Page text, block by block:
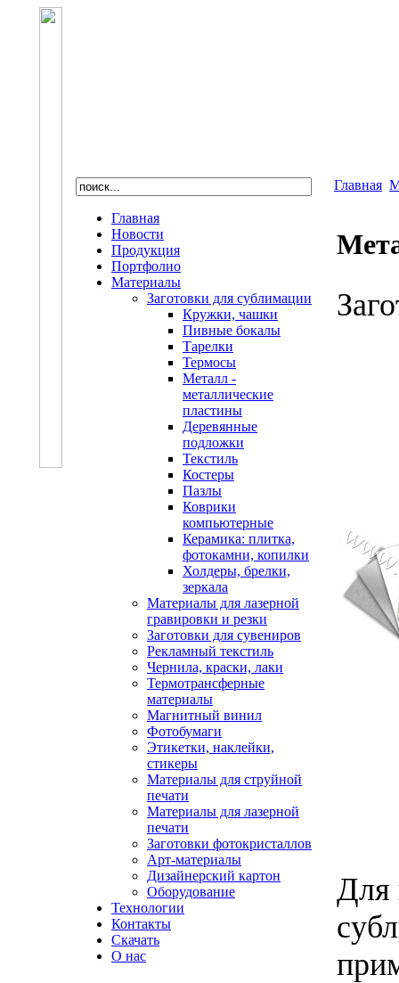
Главная
Новости
Продукция
Портфолио
Материалы
Заготовки для сублимации
Кружки, чашки
Пивные бокалы
Тарелки
Термосы
Металл -
металлические
пластины
Деревянные
подложки
Текстиль
Костеры
Пазлы
Коврики
компьютерные
Керамика: плитка,
фотокамни, копилки
Холдеры, брелки,
зеркала
Материалы для лазерной
гравировки и резки
Заготовки для сувениров
Рекламный текстиль
Чернила, краски, лаки
Термотрансферные
материалы
Магнитный винил
Фотобумаги
Этикетки, наклейки,
стикеры
Материалы для струйной
печати
Материалы для лазерной
печати
Заготовки фотокристаллов
Арт-материалы
Дизайнерский картон
Оборудование
Технологии
Контакты
Скачать
О нас
Главная
Для